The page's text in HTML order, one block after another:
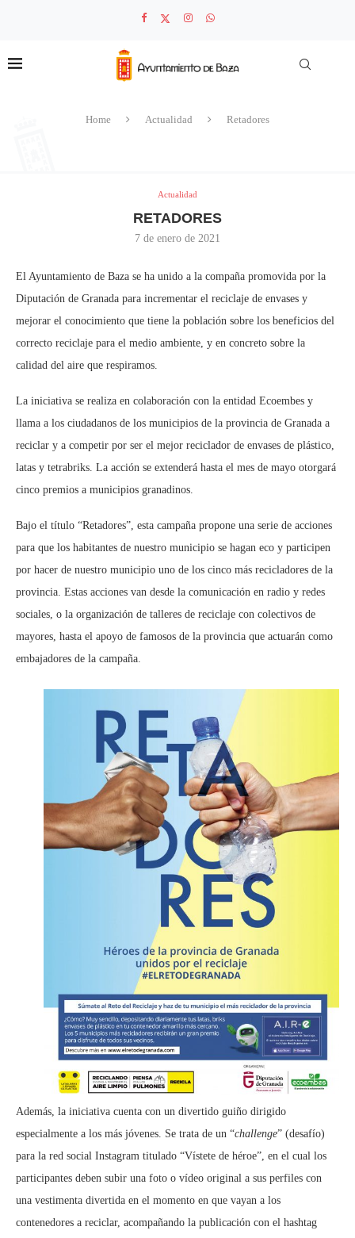
Home Actualidad Retadores
Actualidad
RETADORES
7 de enero de 2021
El Ayuntamiento de Baza se ha unido a la compaña promovida por la
Diputación de Granada para incrementar el reciclaje de envases y
mejorar el conocimiento que tiene la población sobre los beneficios del
correcto reciclaje para el medio ambiente, y en concreto sobre la
calidad del aire que respiramos.
La iniciativa se realiza en colaboración con la entidad Ecoembes y
llama a los ciudadanos de los municipios de la provincia de Granada a
reciclar y a competir por ser el mejor reciclador de envases de plástico,
latas y tetrabriks. La acción se extenderá hasta el mes de mayo otorgará
cinco premios a municipios granadinos.
Bajo el título “Retadores”, esta campaña propone una serie de acciones
para que los habitantes de nuestro municipio se hagan eco y participen
por hacer de nuestro municipio uno de los cinco más recicladores de la
provincia. Estas acciones van desde la comunicación en radio y redes
sociales, o la organización de talleres de reciclaje con colectivos de
mayores, hasta el apoyo de famosos de la provincia que actuarán como
embajadores de la campaña.
Además, la iniciativa cuenta con un divertido guiño dirigido
especialmente a los más jóvenes. Se trata de un “challenge” (desafío)
para la red social Instagram titulado “Vístete de héroe”, en el cual los
participantes deben subir una foto o vídeo original a sus perfiles con
una vestimenta divertida en el momento en que vayan a los
contenedores a reciclar, acompañando la publicación con el hashtag